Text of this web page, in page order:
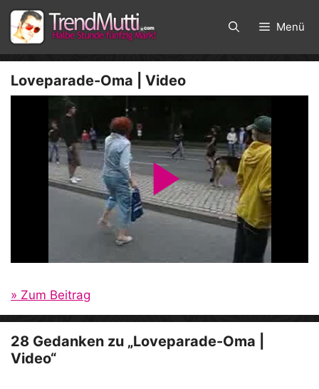
Zum
Inhalt
springen
Menü
Loveparade-Oma | Video
P
l
a
y
» Zum Beitrag
28 Gedanken zu „Loveparade-Oma |
Video“